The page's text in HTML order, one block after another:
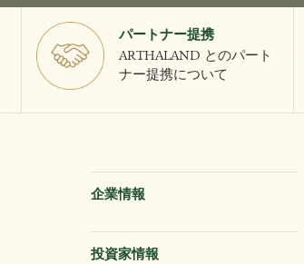
パートナー提携
ARTHALAND とのパート
ナー提携について
企業情報
投資家情報